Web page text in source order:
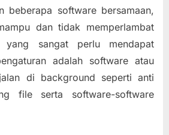
beberapa software bersamaan,
dan tidak memperlambat
yang sangat perlu mendapat
adalah software atau
di background seperti anti
file serta software-software